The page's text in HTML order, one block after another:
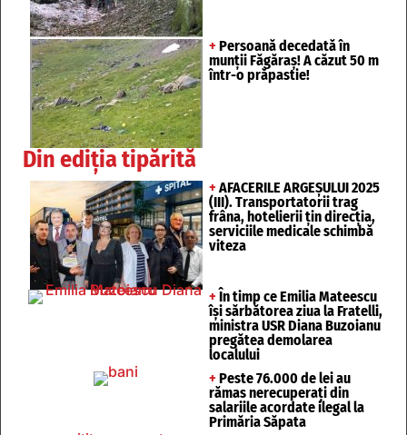
+ Persoană decedată în
munții Făgăraș! A căzut 50 m
într-o prăpastie!
Din ediția tipărită
+ AFACERILE ARGEȘULUI 2025
(III). Transportatorii trag
frâna, hotelierii țin direcția,
serviciile medicale schimbă
viteza
+ În timp ce Emilia Mateescu
își sărbătorea ziua la Fratelli,
ministra USR Diana Buzoianu
pregătea demolarea
localului
+ Peste 76.000 de lei au
rămas nerecuperați din
salariile acordate ilegal la
Primăria Săpata